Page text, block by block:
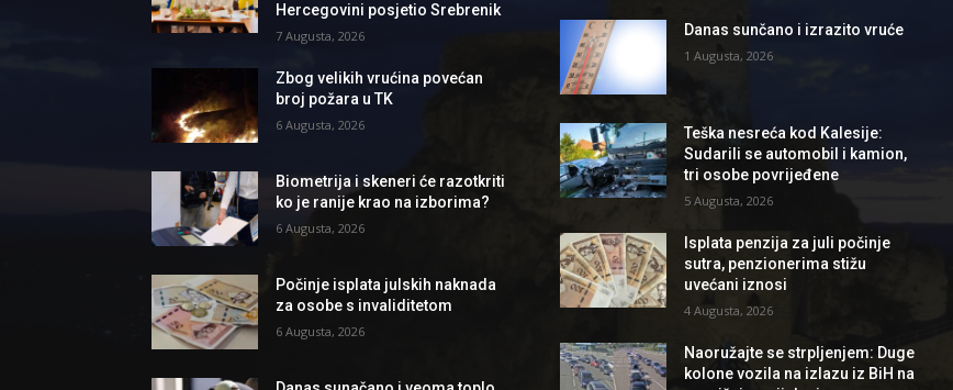
Hercegovini posjetio Srebrenik
7 Augusta, 2026
Zbog velikih vrućina povećan
broj požara u TK
6 Augusta, 2026
Biometrija i skeneri će razotkriti
ko je ranije krao na izborima?
6 Augusta, 2026
Počinje isplata julskih naknada
za osobe s invaliditetom
6 Augusta, 2026
Danas sunčano i izrazito vruće
1 Augusta, 2026
Teška nesreća kod Kalesije:
Sudarili se automobil i kamion,
tri osobe povrijeđene
5 Augusta, 2026
Isplata penzija za juli počinje
sutra, penzionerima stižu
uvećani iznosi
4 Augusta, 2026
Naoružajte se strpljenjem: Duge
kolone vozila na izlazu iz BiH na